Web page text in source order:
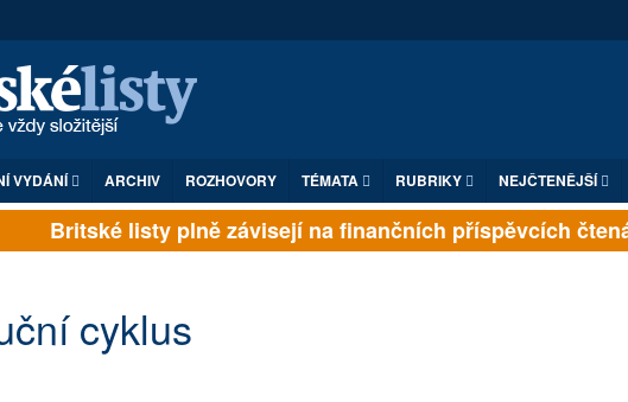
VYDÁNÍ ARCHIV ROZHOVORY TÉMATA RUBRIKY NEJČTENĚJŠÍ
Britské listy plně závisejí na finančních příspěvcích
cyklus